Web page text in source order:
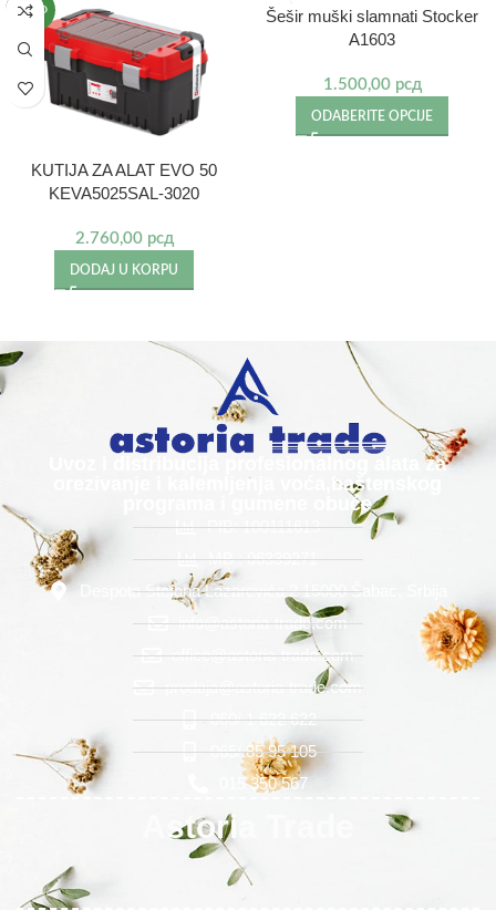
NOVO
KUTIJA ZA ALAT EVO 50
KEVA5025SAL-3020
2.760,00 рсд
DODAJ U KORPU
Šešir muški slamnati Stocker
A1603
1.500,00 рсд
ODABERITE OPCIJE
Uvoz i distribucija profesionalnog alata za
orezivanje i kalemljenja voća,baštenskog
programa i gumene obuće
PIB: 100111613
MB : 06339271
Despota Stefana Lazarevića 2 15000 Šabac, Srbija
info@astoria-trade.com
office@astoria-trade.com
prodaja@astoria-trade.com
060/ 1 622 622
065/ 85 95 105
015 350 567
Astoria Trade